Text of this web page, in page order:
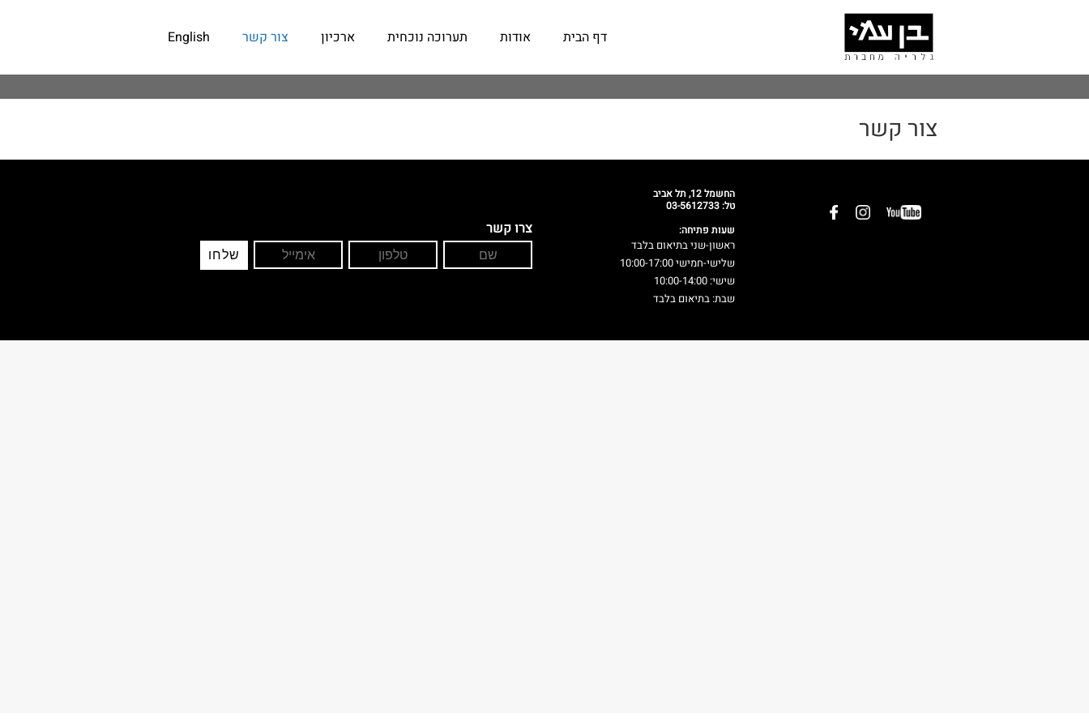
ראשי
דף הבית אודות תערוכה נוכחית ארכיון צור קשר English
צור קשר
צרו קשר
החשמל 12, תל אביב
טל: 03-5612733
שעות פתיחה:
ראשון-שני בתיאום בלבד
שלישי-חמישי 10:00-17:00
שישי: 10:00-14:00
שבת: בתיאום בלבד